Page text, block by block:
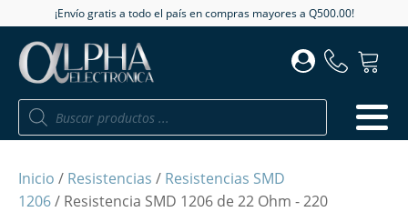
¡Envío gratis a todo el país en compras mayores a Q500.00!
Búsqueda
productos
Inicio / Resistencias / Resistencias SMD
1206/ Resistencia SMD 1206 de 22 Ohm - 220